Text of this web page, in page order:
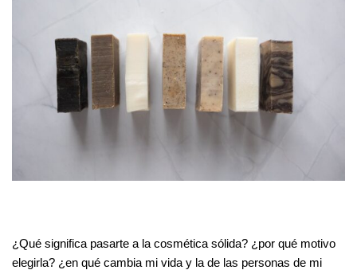
¿Qué significa pasarte a la cosmética sólida? ¿por qué motivo
elegirla? ¿en qué cambia mi vida y la de las personas de mi